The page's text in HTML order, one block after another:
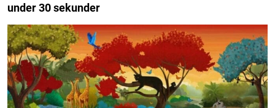
under 30 sekunder